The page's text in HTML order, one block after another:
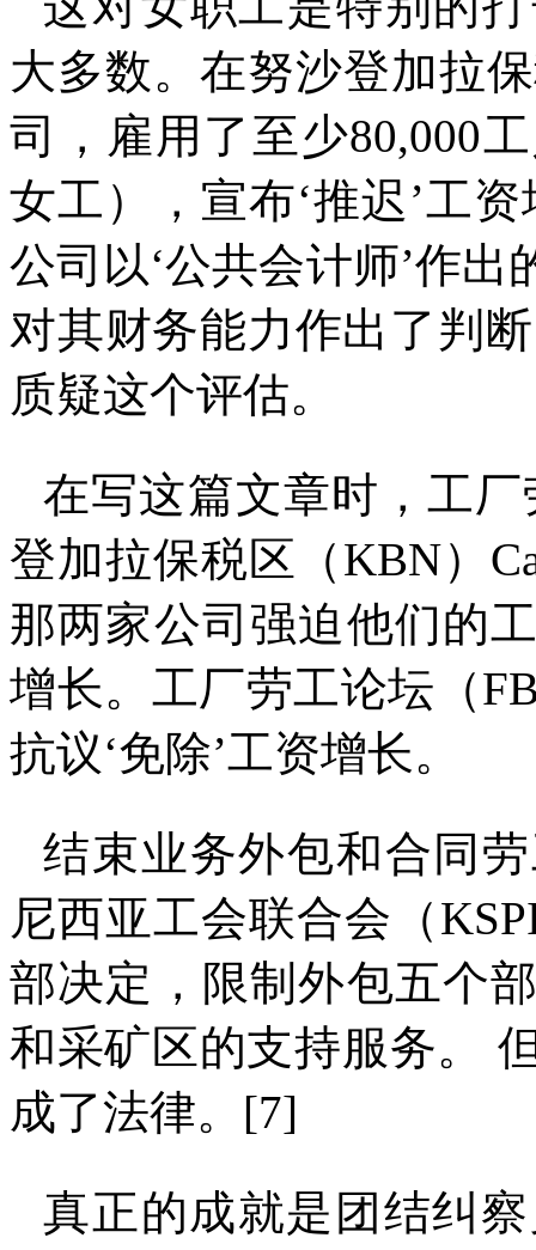
大多数。在努沙登加拉
司，雇用了至少80,000
女工），宣布‘推迟’工资
公司以‘公共会计师’作出
对其财务能力作出了判
质疑这个评估。
在写这篇文章时，工
登加拉保税区（KBN）
那两家公司强迫他们的
增长。工厂劳工论坛（
抗议‘免除’工资增长。
结束业务外包和合同
尼西亚工会联合会（
部决定，限制外包五个
和采矿区的支持服务。
成了法律。 [7]
真正的成就是团结纠